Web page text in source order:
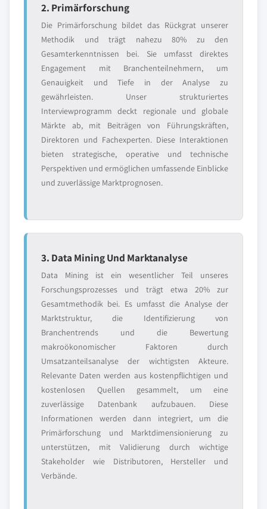
2. Primärforschung
Die Primärforschung bildet das Rückgrat unserer
Methodik und trägt nahezu 80% zu den
Gesamterkenntnissen bei. Sie umfasst direktes
Engagement mit Branchenteilnehmern, um
Genauigkeit und Tiefe in der Analyse zu
gewährleisten. Unser strukturiertes
Interviewprogramm deckt regionale und globale
Märkte ab, mit Beiträgen von Führungskräften,
Direktoren und Fachexperten. Diese Interaktionen
bieten strategische, operative und technische
Perspektiven und ermöglichen umfassende Einblicke
und zuverlässige Marktprognosen.
3. Data Mining Und Marktanalyse
Data Mining ist ein wesentlicher Teil unseres
Forschungsprozesses und trägt etwa 20% zur
Gesamtmethodik bei. Es umfasst die Analyse der
Marktstruktur, die Identifizierung von
Branchentrends und die Bewertung
makroökonomischer Faktoren durch
Umsatzanteilsanalyse der wichtigsten Akteure.
Relevante Daten werden aus kostenpflichtigen und
kostenlosen Quellen gesammelt, um eine
zuverlässige Datenbank aufzubauen. Diese
Informationen werden dann integriert, um die
Primärforschung und Marktdimensionierung zu
unterstützen, mit Validierung durch wichtige
Stakeholder wie Distributoren, Hersteller und
Verbände.